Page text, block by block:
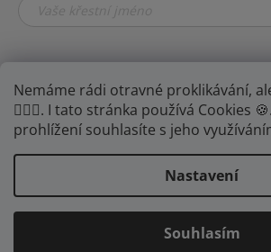
Nemáme rádi otravné proklikávání,
🤦🏾‍♂️. I tato stránka používá Cookies
prohlížení souhlasíte s jeho
Nastavení
Souhlasím
Najdete nás na YouTube,